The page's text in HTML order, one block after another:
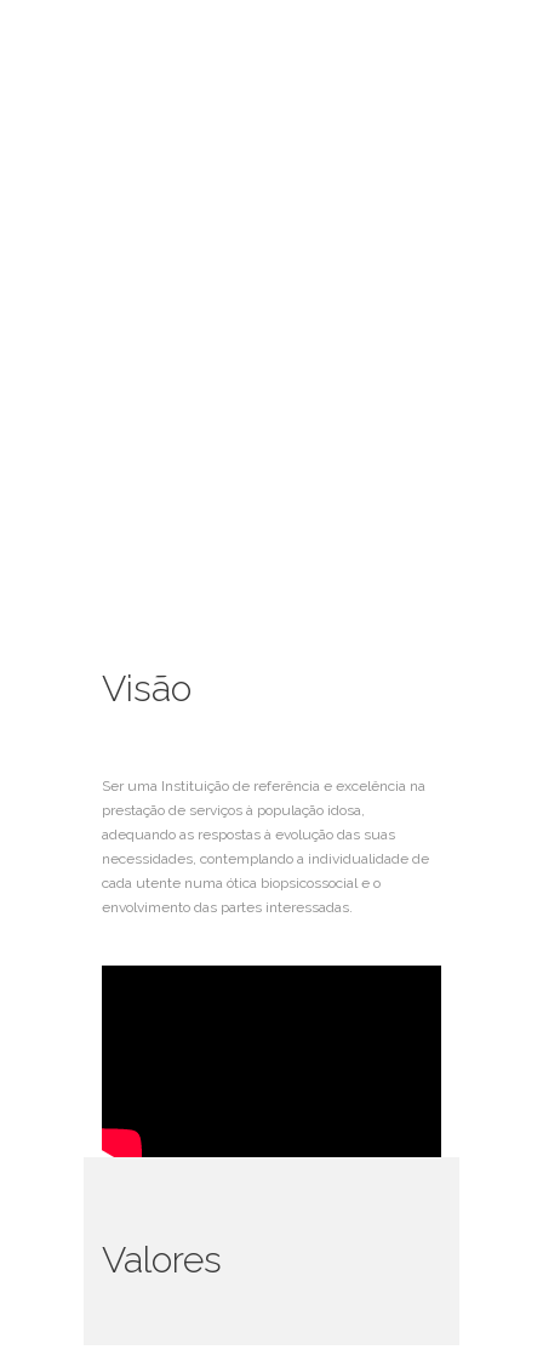
Visão
Ser uma Instituição de referência e excelência na
prestação de serviços à população idosa,
adequando as respostas à evolução das suas
necessidades, contemplando a individualidade de
cada utente numa ótica biopsicossocial e o
envolvimento das partes interessadas.
Valores